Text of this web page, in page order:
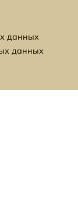
данных
данных